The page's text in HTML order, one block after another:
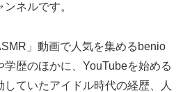
ネルです。
」動画で人気を集めるbenio
学歴のほかに、YouTubeを始める
ていたアイドル時代の経歴、人